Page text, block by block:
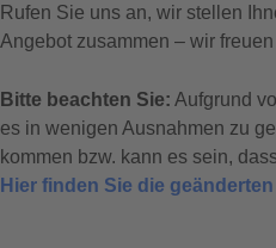
Rufen Sie uns an, wir stellen
Angebot zusammen – wir
Bitte beachten Sie: Aufgrund
es in wenigen Ausnahmen zu
kommen bzw. kann es sein,
Hier finden Sie die